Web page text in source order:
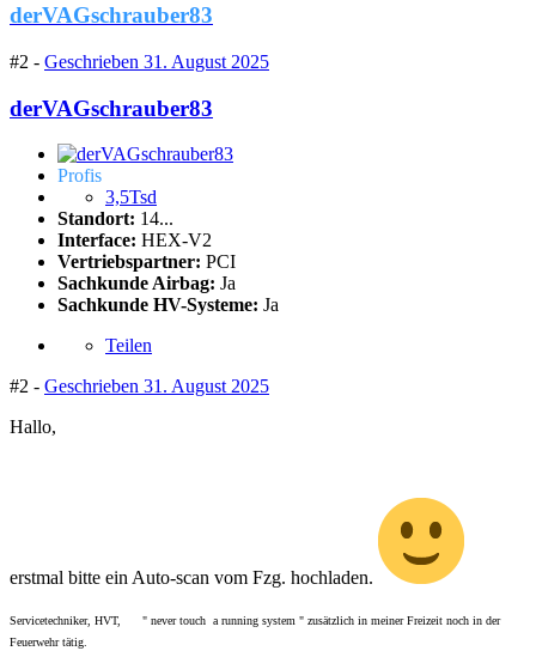
derVAGschrauber83
#2 - Geschrieben 31. August 2025
derVAGschrauber83
Profis
3,5Tsd
Standort: 14...
Interface: HEX-V2
Vertriebspartner: PCI
Sachkunde Airbag: Ja
Sachkunde HV-Systeme: Ja
Teilen
#2 - Geschrieben 31. August 2025
Hallo,
erstmal bitte ein Auto-scan vom Fzg. hochladen.
Servicetechniker, HVT, " never touch a running system " zusätzlich in meiner Freizeit noch in der
Feuerwehr tätig.